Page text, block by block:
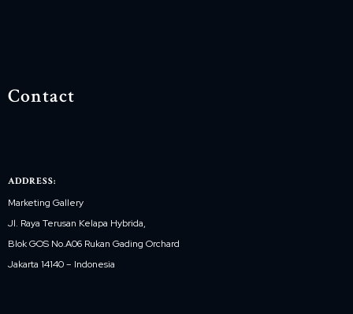
Contact
ADDRESS:
Marketing Gallery
Jl. Raya Terusan Kelapa Hybrida,
Blok GOS No.A06 Rukan Gading Orchard
Jakarta 14140 – Indonesia